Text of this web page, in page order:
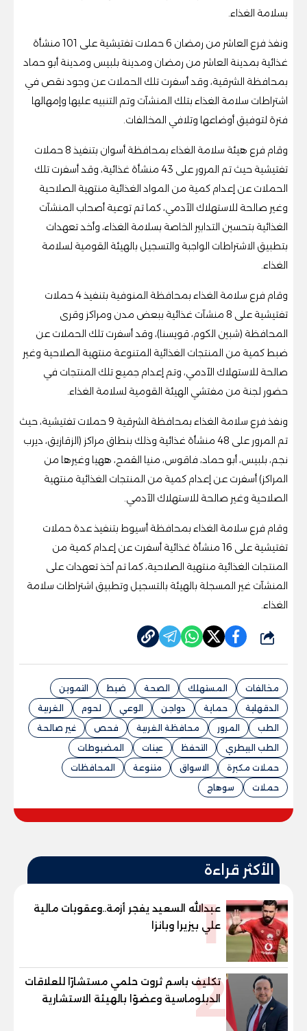
بسلامة الغذاء.
ونفذ فرع العاشر من رمضان 6 حملات تفتيشية على 101 منشأة
غذائية بمدينة العاشر من رمضان ومدينة بلبيس ومدينة أبو حماد
بمحافظة الشرقية، وقد أسفرت تلك الحملات عن وجود نقص في
اشتراطات سلامة الغذاء بتلك المنشآت وتم التنبيه عليها وإمهالها
فترة لتوفيق أوضاعها وتلافي المخالفات.
وقام فرع هيئة سلامة الغذاء بمحافظة أسوان بتنفيذ 8 حملات
تفتيشية حيث تم المرور على 43 منشأة غذائية، وقد أسفرت تلك
الحملات عن إعدام كمية من المواد الغذائية منتهية الصلاحية
وغير صالحة للاستهلاك الآدمي، كما تم توعية أصحاب المنشآت
الغذائية بتحسين التدابير الخاصة بسلامة الغذاء، وأخد تعهدات
بتطبيق الاشتراطات الواجبة والتسجيل بالهيئة القومية لسلامة
الغذاء.
وقام فرع سلامة الغذاء بمحافظة المنوفية بتنفيذ 4 حملات
تفتيشية على 8 منشآت غذائية ببعض مدن ومراكز وقرى
المحافظة (شبين الكوم، قويسنا)، وقد أسفرت تلك الحملات عن
ضبط كمية من المنتجات الغذائية المتنوعة منتهية الصلاحية وغير
صالحة للاستهلاك الآدمي، وتم إعدام جميع تلك المنتجات في
حضور لجنة من مفتشي الهيئة القومية لسلامة الغذاء.
ونفذ فرع سلامة الغذاء بمحافظة الشرقية 9 حملات تفتيشية، حيث
تم المرور على 48 منشأة غذائية وذلك بنطاق مراكز (الزقازيق، ديرب
نجم، بلبيس، أبو حماد، فاقوس، منيا القمح، ههيا وغيرها من
المراكز) أسفرت عن إعدام كمية من المنتجات الغذائية منتهية
الصلاحية وغير صالحة للاستهلاك الآدمي.
وقام فرع سلامة الغذاء بمحافظة أسيوط بتنفيذ عدة حملات
تفتيشية على 16 منشأة غذائية أسفرت عن إعدام كمية من
المنتجات الغذائية منتهية الصلاحية، كما تم أخذ تعهدات على
المنشآت غير المسجلة بالهيئة بالتسجيل وتطبيق اشتراطات سلامة
الغذاء.
شارك
مخالفات المستهلك الصحة ضبط
التموين
الدقهلية
حماية دواجن الوعي لحوم
الغربية
الطب
المرور محافظة الغربية فحص
غير صالحة
الطب البيطري
التحفظ عينات
المضبوطات
حملات مكبرة
الاسواق متنوعة
المحافظات
حملات
سوهاج
الأكثر قراءة
1
عبدالله السعيد يفجر أزمة..وعقوبات مالية
علي بيزيرا وبانزا
2
تكليف باسم ثروت حلمي مستشارًا للعلاقات
الدبلوماسية وعضوًا بالهيئة الاستشارية
العليا لمنظمة «جاد جمينت يوإن»